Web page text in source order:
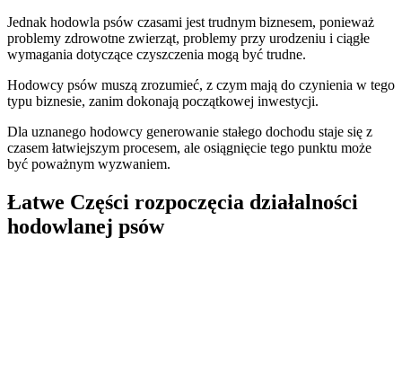
Jednak hodowla psów czasami jest trudnym biznesem, ponieważ
problemy zdrowotne zwierząt, problemy przy urodzeniu i ciągłe
wymagania dotyczące czyszczenia mogą być trudne.
Hodowcy psów muszą zrozumieć, z czym mają do czynienia w tego
typu biznesie, zanim dokonają początkowej inwestycji.
Dla uznanego hodowcy generowanie stałego dochodu staje się z
czasem łatwiejszym procesem, ale osiągnięcie tego punktu może
być poważnym wyzwaniem.
Łatwe Części rozpoczęcia działalności
hodowlanej psów